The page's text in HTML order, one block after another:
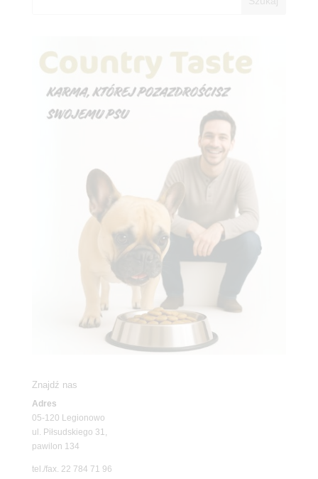
Znajdź nas
Adres
05-120 Legionowo
ul. Piłsudskiego 31,
pawilon 134
tel./fax. 22 784 71 96